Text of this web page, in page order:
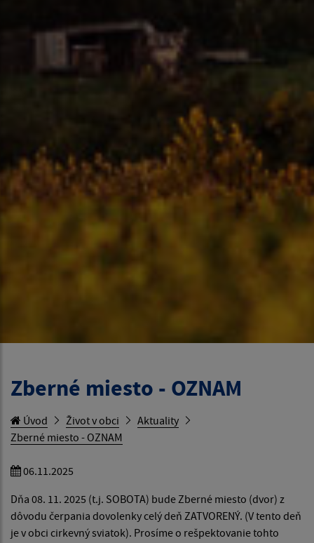
Zberné miesto - OZNAM
Úvod Život v obci
Aktuality
Zberné miesto - OZNAM
06.11.2025
Dňa 08. 11. 2025 (t.j. SOBOTA) bude Zberné miesto (dvor) z
dôvodu čerpania dovolenky celý deň ZATVORENÝ. (V tento deň
je v obci cirkevný sviatok). Prosíme o rešpektovanie tohto